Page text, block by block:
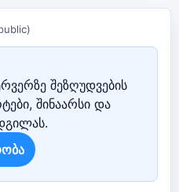
შეზღუდვების
შინაარსი და